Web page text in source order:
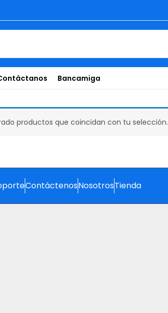
Bancamiga
productos que coincidan con tu selección.
ContáctenosNosotrosTienda